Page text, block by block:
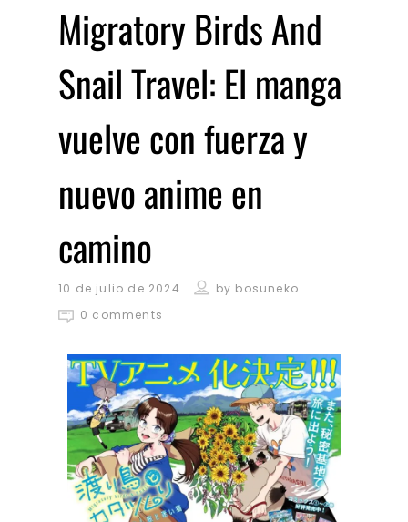
Migratory Birds And
Snail Travel: El manga
vuelve con fuerza y
nuevo anime en
camino
10 de julio de 2024 by bosuneko
0 comments